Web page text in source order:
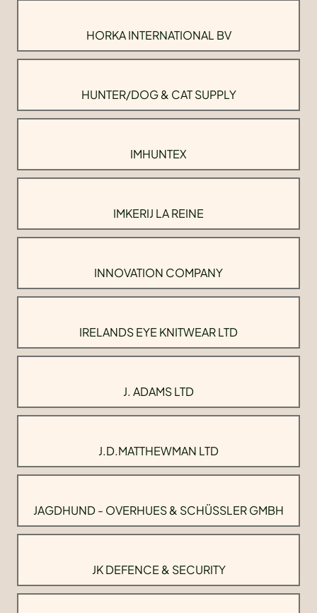
HORKA INTERNATIONAL BV
HUNTER/DOG & CAT SUPPLY
IMHUNTEX
IMKERIJ LA REINE
INNOVATION COMPANY
IRELANDS EYE KNITWEAR LTD
J. ADAMS LTD
J.D.MATTHEWMAN LTD
JAGDHUND - OVERHUES & SCHÜSSLER GMBH
JK DEFENCE & SECURITY